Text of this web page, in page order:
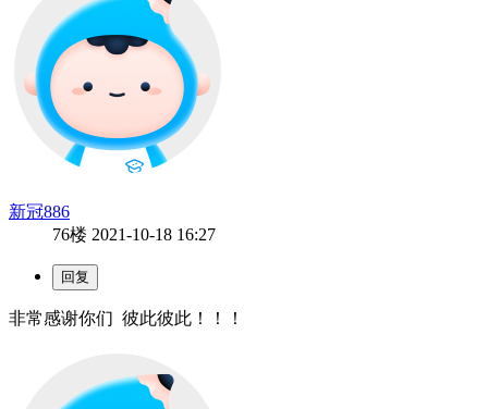
新冠886
76楼 2021-10-18 16:27
非常感谢你们 彼此彼此！！！